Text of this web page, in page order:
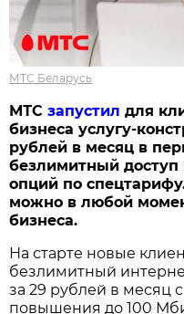
МТС Беларусь
МТСзапустил для
бизнеса услугу-
рублей в месяц в
безлимитный
опций по
можно в любой
бизнеса.
На старте новые
безлимитный
за 29 рублей в месяц
повышения до 100